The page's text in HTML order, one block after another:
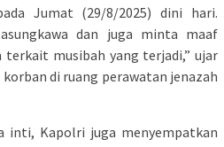
Jumat (29/8/2025) dini hari.
dan juga minta maaf
terkait musibah yang terjadi,” ujar
di ruang perawatan jenazah
inti, Kapolri juga menyempatkan